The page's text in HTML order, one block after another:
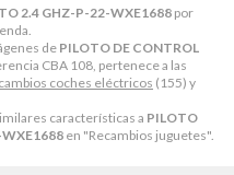
2.4 GHZ-P-22-WXE1688 por
dePILOTO DE CONTROL
CBA 108, pertenece a las
coches eléctricos (155) y
características a PILOTO
en "Recambios juguetes".